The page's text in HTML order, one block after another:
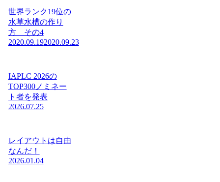
世界ランク19位の
水草水槽の作り
方 その4
2020.09.192020.09.23
IAPLC 2026の
TOP300ノミネー
ト者を発表
2026.07.25
レイアウトは自由
なんだ！
2026.01.04